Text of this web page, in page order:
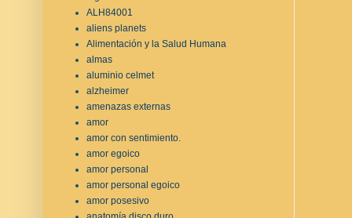
ALH84001
aliens planets
Alimentación y la Salud Humana
almas
aluminio celmet
alzheimer
amenazas externas
amor
amor con sentimiento.
amor egoico
amor personal
amor personal egoico
amor posesivo